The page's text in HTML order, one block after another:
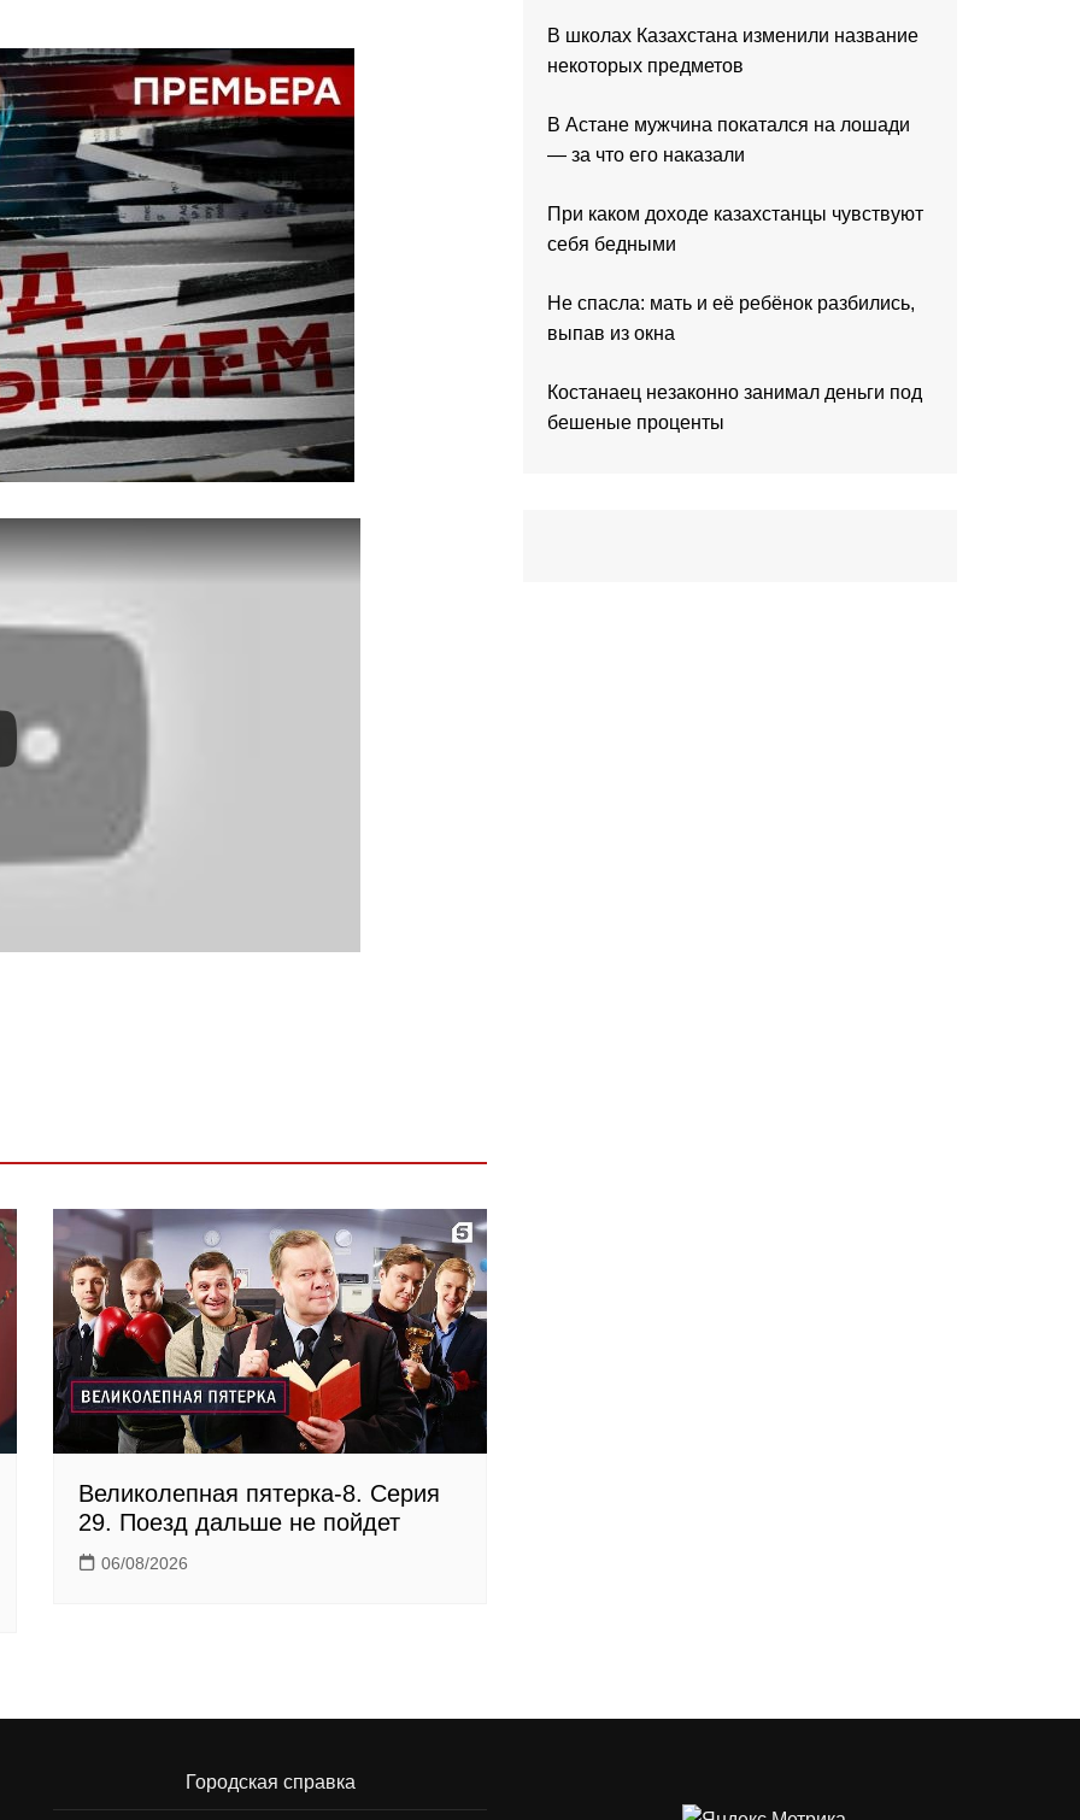
Великолепная пятерка-8. Серия
29. Поезд дальше не пойдет
06/08/2026
В школах Казахстана изменили название
некоторых предметов
В Астане мужчина покатался на лошади
— за что его наказали
При каком доходе казахстанцы чувствуют
себя бедными
Не спасла: мать и её ребёнок разбились,
выпав из окна
Костанаец незаконно занимал деньги под
бешеные проценты
Городская справка